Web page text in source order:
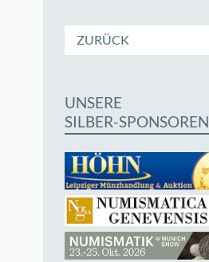
ZURÜCK
UNSERE
SILBER-SPONSOREN